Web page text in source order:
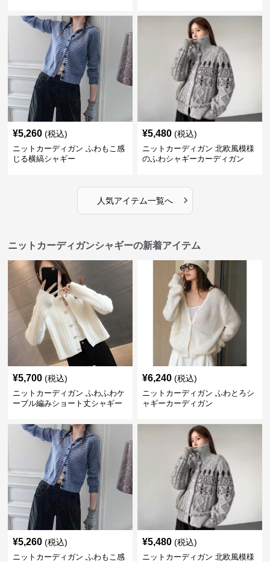
¥5,260 (税込)
ニットカーディガン ふわもこ感
じる横縞シャギー
¥5,480 (税込)
ニットカーディガン 北欧風模様
のふわシャギーカーディガン
人気アイテム一覧へ ›
ニットカーディガンシャギーの新着アイテム
¥5,700 (税込)
ニットカーディガン ふわふわケ
ーブル編みショート丈シャギー
¥6,240 (税込)
ニットカーディガン ふわとろシ
ャギーカーディガン
¥5,260 (税込)
ニットカーディガン ふわもこ感
¥5,480 (税込)
ニットカーディガン 北欧風模様